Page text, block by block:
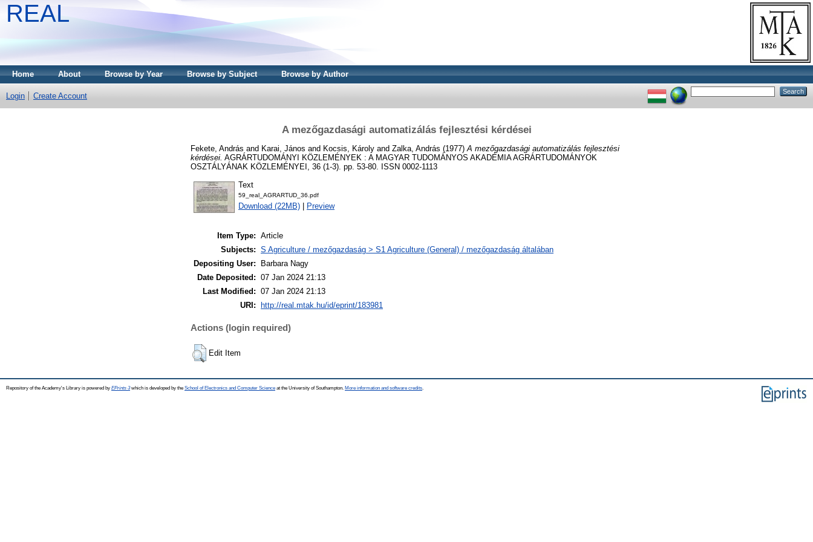
REAL
Home About Browse by Year Browse by Subject Browse by Author
Login Create Account
A mezőgazdasági automatizálás fejlesztési kérdései
Fekete, András and Karai, János and Kocsis, Károly and Zalka, András (1977) A mezőgazdasági automatizálás fejlesztési
kérdései. AGRÁRTUDOMÁNYI KÖZLEMÉNYEK : A MAGYAR TUDOMÁNYOS AKADÉMIA AGRÁRTUDOMÁNYOK
OSZTÁLYÁNAK KÖZLEMÉNYEI, 36 (1-3). pp. 53-80. ISSN 0002-1113
Text
59_real_AGRARTUD_36.pdf
Download (22MB) Preview
Item Type: Article
Subjects: S Agriculture / mezőgazdaság > S1 Agriculture (General) / mezőgazdaság általában
Depositing User:
Barbara Nagy
Date Deposited: 07 Jan 2024 21:13
Last Modified: 07 Jan 2024 21:13
URI:
http://real.mtak.hu/id/eprint/183981
Actions (login required)
Edit Item
Repository of the Academy's Library is powered by EPrints 3which is developed by the School of Electronics and Computer Science at the University of Southampton. More information and software credits